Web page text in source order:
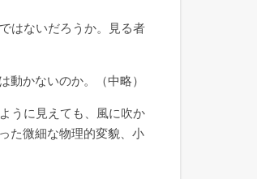
はないだろうか。見る者
かないのか。（中略）
うに見えても、風に吹か
た微細な物理的変貌、小